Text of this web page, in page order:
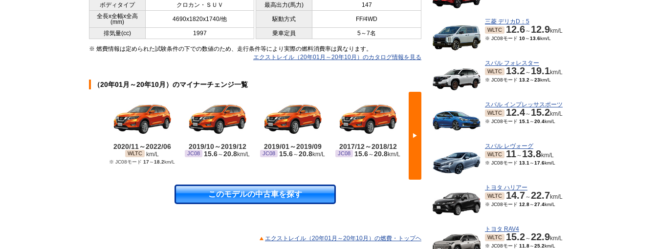
ボディタイプ クロカン・ＳＵＶ 最高出力(馬力)
147
全長x全幅x全高
(mm)
4690x1820x1740/他 駆動方式 FF/4WD
排気量(cc) 1997 乗車定員 5～7名
※ 燃費情報は定められた試験条件の下での数値のため、走行条件等により実際の燃料消費率は異なります。
エクストレイル（20年01月～20年10月）のカタログ情報を見る
（20年01月～20年10月）のマイナーチェンジ一覧
▶
2020/11～2022/06
WLTC km/L
※ JC08モード 17～18.2km/L
2019/10～2019/12
JC08 15.6～20.8km/L
2019/01～2019/09
JC08 15.6～20.8km/L
2017/12～2018/12
JC08 15.6～20.8km/L ～20.8km/L
2015/12～2017/05
JC08 15.6～ 20.6km/L
このモデルの中古車を探す
エクストレイル（20年01月～20年10月）の燃費・トップヘ
三菱 デリカD：5
WLTC 12.6～ 12.9km/L
※ JC08モード 10～13.6km/L
スバル フォレスター
WLTC 13.2～ 19.1km/L
※ JC08モード 13.2 ～23km/L
スバル インプレッサスポーツ
WLTC 12.4～ 15.2km/L
※ JC08モード 15.1 ～20.4km/L
スバル レヴォーグ
WLTC 11～ 13.8km/L
※ JC08モード 13.1 ～17.6km/L
トヨタ ハリアー
WLTC 14.7～22.7km/L
※ JC08モード 12.8～27.4km/L
トヨタ RAV4
WLTC 15.2～22.9km/L
※ JC08モード 11.8～25.2km/L